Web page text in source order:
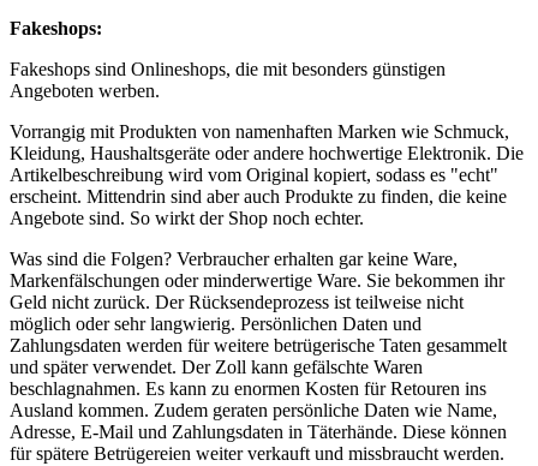
Fakeshops:
Fakeshops sind Onlineshops, die mit besonders günstigen
Angeboten werben.
Vorrangig mit Produkten von namenhaften Marken wie Schmuck,
Kleidung, Haushaltsgeräte oder andere hochwertige Elektronik. Die
Artikelbeschreibung wird vom Original kopiert, sodass es "echt"
erscheint. Mittendrin sind aber auch Produkte zu finden, die keine
Angebote sind. So wirkt der Shop noch echter.
Was sind die Folgen? Verbraucher erhalten gar keine Ware,
Markenfälschungen oder minderwertige Ware. Sie bekommen ihr
Geld nicht zurück. Der Rücksendeprozess ist teilweise nicht
möglich oder sehr langwierig. Persönlichen Daten und
Zahlungsdaten werden für weitere betrügerische Taten gesammelt
und später verwendet. Der Zoll kann gefälschte Waren
beschlagnahmen. Es kann zu enormen Kosten für Retouren ins
Ausland kommen. Zudem geraten persönliche Daten wie Name,
Adresse, E-Mail und Zahlungsdaten in Täterhände. Diese können
für spätere Betrügereien weiter verkauft und missbraucht werden.